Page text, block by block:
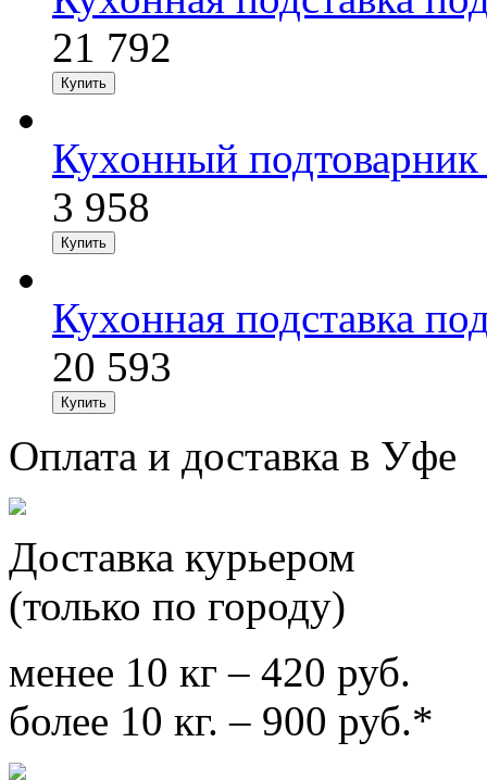
21 792
Кухонный
3 958
Кухонная подставка
20 593
Оплата и доставка в Уфе
Доставка курьером
(только по городу)
менее 10 кг – 420 руб.
более 10 кг. – 900 руб.*